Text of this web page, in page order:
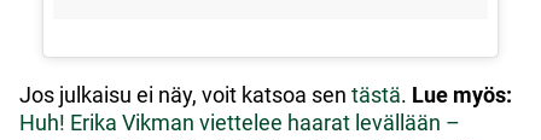
Jos julkaisu ei näy, voit katsoa sen tästä. Lue myös:
Huh! Erika Vikman viettelee haarat levällään –